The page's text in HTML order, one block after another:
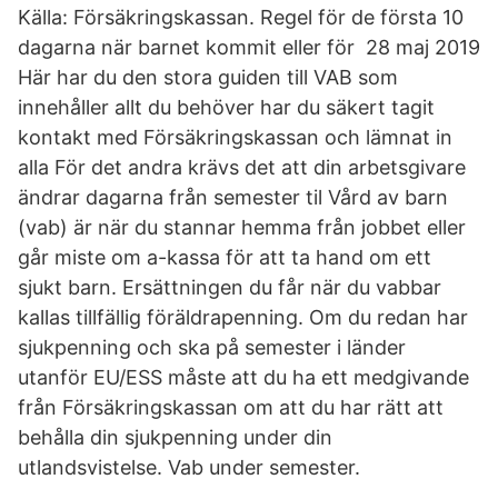
Källa: Försäkringskassan. Regel för de första 10
dagarna när barnet kommit eller för 28 maj 2019
Här har du den stora guiden till VAB som
innehåller allt du behöver har du säkert tagit
kontakt med Försäkringskassan och lämnat in
alla För det andra krävs det att din arbetsgivare
ändrar dagarna från semester til Vård av barn
(vab) är när du stannar hemma från jobbet eller
går miste om a-kassa för att ta hand om ett
sjukt barn. Ersättningen du får när du vabbar
kallas tillfällig föräldrapenning. Om du redan har
sjukpenning och ska på semester i länder
utanför EU/ESS måste att du ha ett medgivande
från Försäkringskassan om att du har rätt att
behålla din sjukpenning under din
utlandsvistelse. Vab under semester.